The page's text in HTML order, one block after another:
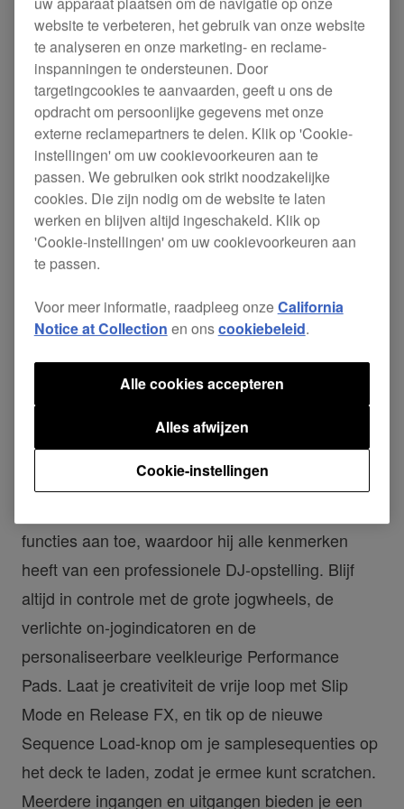
krachtige rekordbox dj-software.
De DDJ-RB is een instapcontroller, die gevoed
wordt via USB; hij biedt je alles wat je nodig hebt
om van start te gaan met de krachtige rekordbox
dj-software. Zijn lay-out is die van een
professionele DJ-opstelling, met play/cue-
knoppen, jogwheels en een VU-niveaumeter. Met
de Performance Pads kun je Hot Cues, Beat
een nieuwe knop voor de nieuwe functie
Sequence Call. De lichte en flexibele controller
ondersteunt PC Master Out, en is dan ook perfect
om mee rond te reizen. Hij past nauwsluitend in
de nieuwe beschermende draagtas DJC-
B/WEGO3+BAG, die afzonderlijk verkrijgbaar is.
functies aan toe, waardoor hij alle kenmerken
heeft van een professionele DJ-opstelling. Blijf
altijd in controle met de grote jogwheels, de
verlichte on-jogindicatoren en de
personaliseerbare veelkleurige Performance
Pads. Laat je creativiteit de vrije loop met Slip
Mode en Release FX, en tik op de nieuwe
Sequence Load-knop om je samplesequenties op
het deck te laden, zodat je ermee kunt scratchen.
Meerdere ingangen en uitgangen bieden je een
website te verbeteren, het gebruik van onze website
te analyseren en onze marketing- en reclame-
inspanningen te ondersteunen. Door
targetingcookies te aanvaarden, geeft u ons de
opdracht om persoonlijke gegevens met onze
externe reclamepartners te delen. Klik op 'Cookie-
instellingen' om uw cookievoorkeuren aan te
passen. We gebruiken ook strikt noodzakelijke
cookies. Die zijn nodig om de website te laten
werken en blijven altijd ingeschakeld. Klik op
'Cookie-instellingen' om uw cookievoorkeuren aan
te passen.
Voor meer informatie, raadpleeg onzeCalifornia
Notice at Collection en onscookiebeleid.
Cookie-instellingen
Alles afwijzen
Alle cookies accepteren